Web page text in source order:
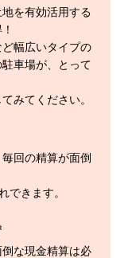
を有効活用する
幅広いタイプの
車場が、とって
みてください。
回の精算が面倒
できます。
な現金精算は必